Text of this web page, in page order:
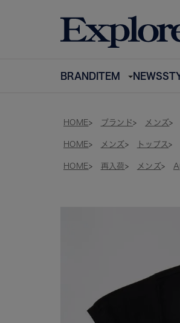
BRANDITEM NEWS
HOME ブランド メンズ
HOME メンズ トップス
HOME 再入荷 メンズ